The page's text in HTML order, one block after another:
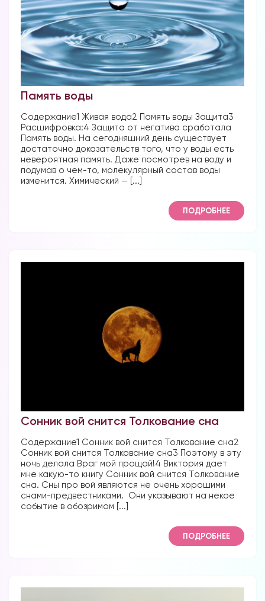
Память воды
Содержание1 Живая вода2 Память воды Защита3
Расшифровка:4 Защита от негатива сработала
Память воды. На сегодняшний день существует
достаточно доказательств того, что у воды есть
невероятная память. Даже посмотрев на воду и
подумав о чем-то, молекулярный состав воды
изменится. Химический — [...]
ПОДРОБНЕЕ
Сонник вой снится Толкование сна
Содержание1 Сонник вой снится Толкование сна2
Сонник вой снится Толкование сна3 Поэтому в эту
ночь делала Враг мой прощай!4 Виктория дает
мне какую-то книгу Сонник вой снится Толкование
сна. Сны про вой являются не очень хорошими
снами-предвестниками. Они указывают на некое
событие в обозримом [...]
ПОДРОБНЕЕ